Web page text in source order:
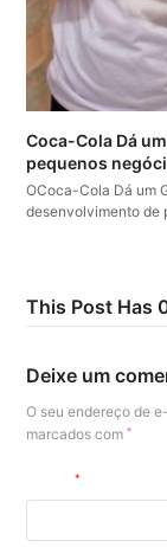
Coca-Cola Dá
pequenos
OCoca-Cola Dá um
desenvolvimento de
This Post Has
Deixe um
O seu endereço de
marcados com*
Nome*